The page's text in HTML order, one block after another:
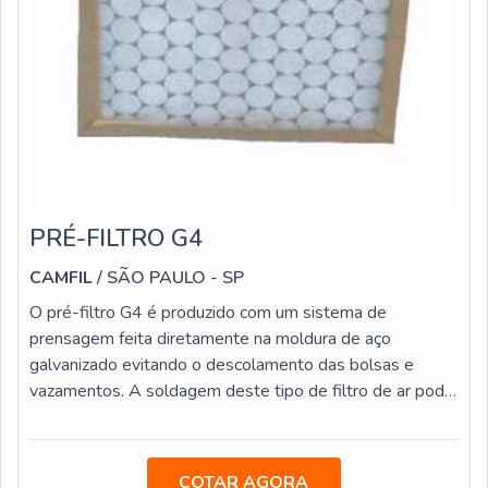
PRÉ-FILTRO G4
CAMFIL/ SÃO PAULO - SP
O pré-filtro G4 é produzido com um sistema de
prensagem feita diretamente na moldura de aço
galvanizado evitando o descolamento das bolsas e
vazamentos. A soldagem deste tipo de filtro de ar pode
costura, que acontece nas extremidades da bolsa.
COTAR AGORA